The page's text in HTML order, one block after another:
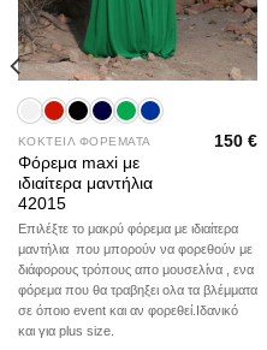
ΚΟΚΤΕΙΛ ΦΟΡΕΜΑΤΑ
Φόρεμα maxi με
ιδιαίτερα μαντήλια
42015
150€
Επιλέξτε το μακρύ φόρεμα με ιδιαίτερα
μαντήλια που μπορούν να φορεθούν με
διάφορους τρόπους απο μουσελίνα , ενα
φόρεμα που θα τραβηξει ολα τα βλέμματα
σε όποιο event και αν φορεθεί.Ιδανικό
και για plus size.